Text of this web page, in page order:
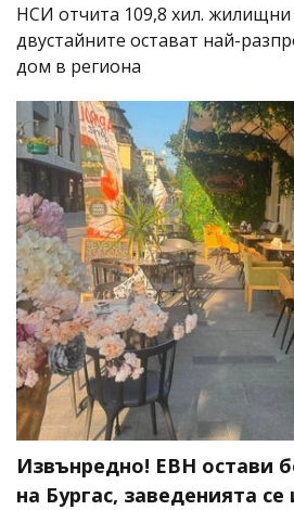
НСИ отчита 109,8 хил. жилищни
двустайните остават най-
дом в региона
Извънредно! ЕВН остави
на Бургас, заведенията се